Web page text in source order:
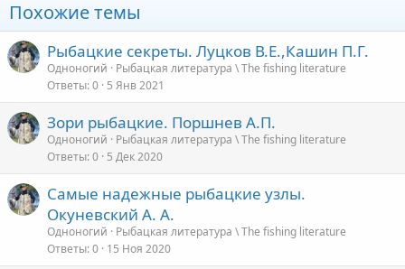
Похожие темы
Рыбацкие секреты. Луцков В.Е.,Кашин П.Г.
Одноногий
Рыбацкая литература \ The fishing literature
Ответы 0 5 Янв 2021
Зори рыбацкие. Поршнев А.П.
Одноногий
Рыбацкая литература \ The fishing literature
Ответы 0 5 Дек 2020
Самые надежные рыбацкие узлы.
Окуневский А. А.
Одноногий
Рыбацкая литература \ The fishing literature
Ответы 0 15 Ноя 2020